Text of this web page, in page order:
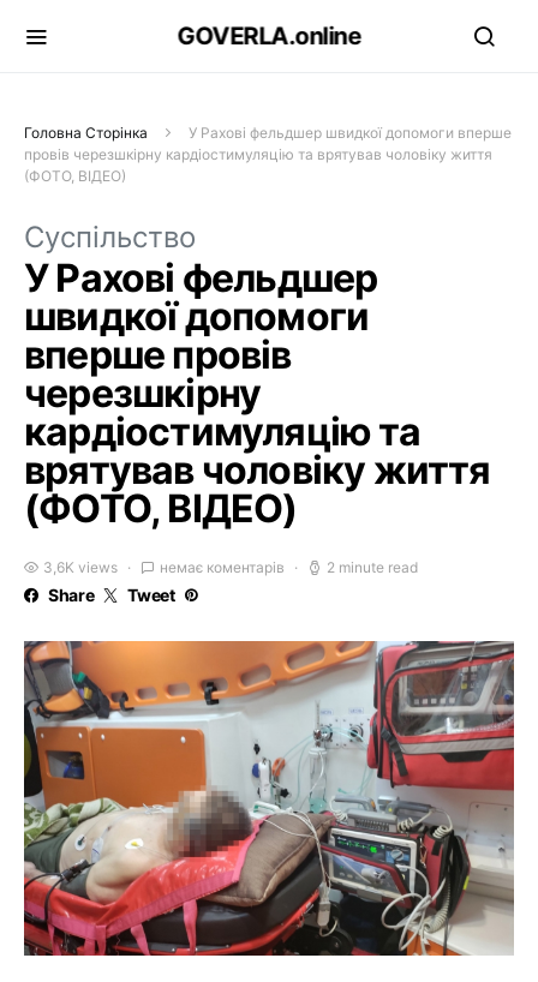
GOVERLA.online
Головна Сторінка
У Рахові фельдшер швидкої допомоги вперше
провів черезшкірну кардіостимуляцію та врятував чоловіку життя
(ФОТО, ВІДЕО)
Суспільство
У Рахові фельдшер
швидкої допомоги
вперше провів
черезшкірну
кардіостимуляцію та
врятував чоловіку життя
(ФОТО, ВІДЕО)
3,6K views немає коментарів 2 minute read
Share Tweet